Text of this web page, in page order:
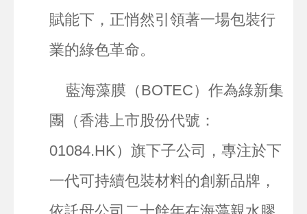
賦能下，正悄然引領著一場包裝行
業的綠色革命。
藍海藻膜（BOTEC）作為綠新集
團（香港上市股份代號：
01084.HK）旗下子公司，專注於下
一代可持續包裝材料的創新品牌，